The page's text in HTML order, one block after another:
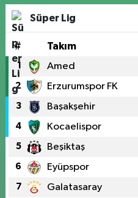
Süper Lig
# Takım
1 Amed
2 Erzurumspor FK
3 Başakşehir
4 Kocaelispor
5 Beşiktaş
6 Eyüpspor
7 Galatasaray